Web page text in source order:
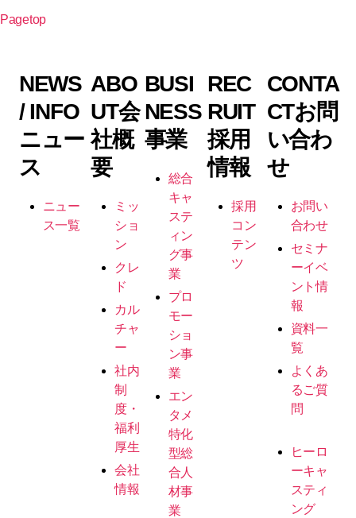
Pagetop
NEWS
/ INFO
ニュー
ス
ニュー
ス一覧
ABO
UT会
社概
要
ミッ
ショ
ン
クレ
ド
カル
チャ
ー
社内
制
度・
福利
厚生
会社
情報
BUSI
NESS
事業
総合
キャ
ステ
ィン
グ事
業
プロ
モー
ショ
ン事
業
エン
タメ
特化
型総
合人
材事
業
REC
RUIT
採用
情報
採用
コン
テン
ツ
CONTA
CTお問
い合わ
せ
お問い
合わせ
セミナ
ーイベ
ント情
報
資料一
覧
よくあ
るご質
問
ヒーロ
ーキャ
スティ
ング